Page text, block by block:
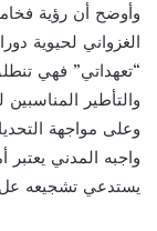
وأوضح أن رؤية
الغزواني لحيوية
“تعهداتي” فهي
والتأطير
وعلى مواجهة
واجبه المدني
يستدعي تشجيعه عل